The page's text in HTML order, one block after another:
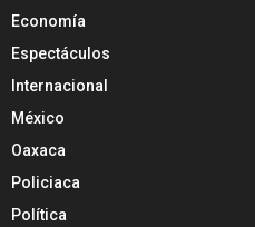
Economía
Espectáculos
Internacional
México
Oaxaca
Policiaca
Política